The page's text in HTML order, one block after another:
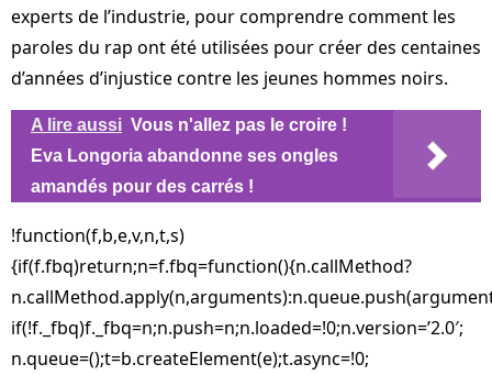
experts de l’industrie, pour comprendre comment les
paroles du rap ont été utilisées pour créer des centaines
d’années d’injustice contre les jeunes hommes noirs.
A lire aussi Vous n'allez pas le croire !
Eva Longoria abandonne ses ongles
amandés pour des carrés !
!function(f,b,e,v,n,t,s)
{if(f.fbq)return;n=f.fbq=function(){n.callMethod?
if(!f._fbq)f._fbq=n;n.push=n;n.loaded=!0;n.version=’2.0′;
n.queue=();t=b.createElement(e);t.async=!0;